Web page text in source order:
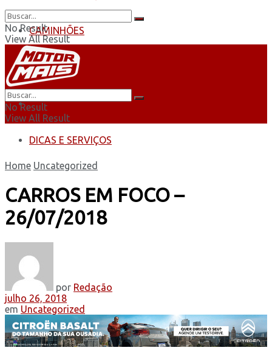
CAMINHÕES
ÔNIBUS
AUTOMOBILISMO
DICAS E SERVIÇOS
No Result
View All Result
No Result
View All Result
Home Uncategorized
CARROS EM FOCO –
26/07/2018
por Redação
julho 26, 2018
em Uncategorized